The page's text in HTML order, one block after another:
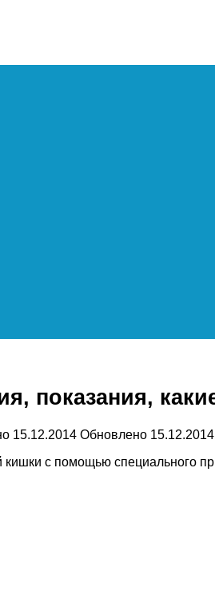
показания,
15.12.2014 Обновлено 15.12.2014
кишки с помощью специального